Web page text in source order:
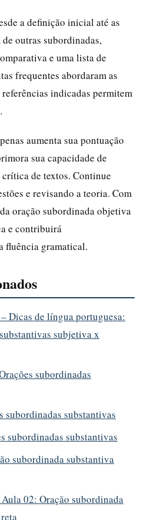
a definição inicial até as
outras subordinadas,
e uma lista de
frequentes abordaram as
indicadas permitem
aumenta sua pontuação
sua capacidade de
de textos. Continue
e revisando a teoria. Com
oração subordinada objetiva
e contribuirá
fluência gramatical.
Dicas de língua portuguesa:
subjetiva x
subordinadas
subordinadas substantivas
subordinadas substantivas
subordinada substantiva
02: Oração subordinada